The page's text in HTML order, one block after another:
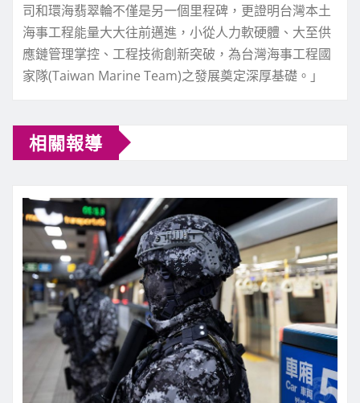
司和環海翡翠輪不僅是另一個里程碑，更證明台灣本土
海事工程能量大大往前邁進，小從人力軟硬體、大至供
應鏈管理掌控、工程技術創新突破，為台灣海事工程國
家隊(Taiwan Marine Team)之發展奠定深厚基礎。」
相關報導